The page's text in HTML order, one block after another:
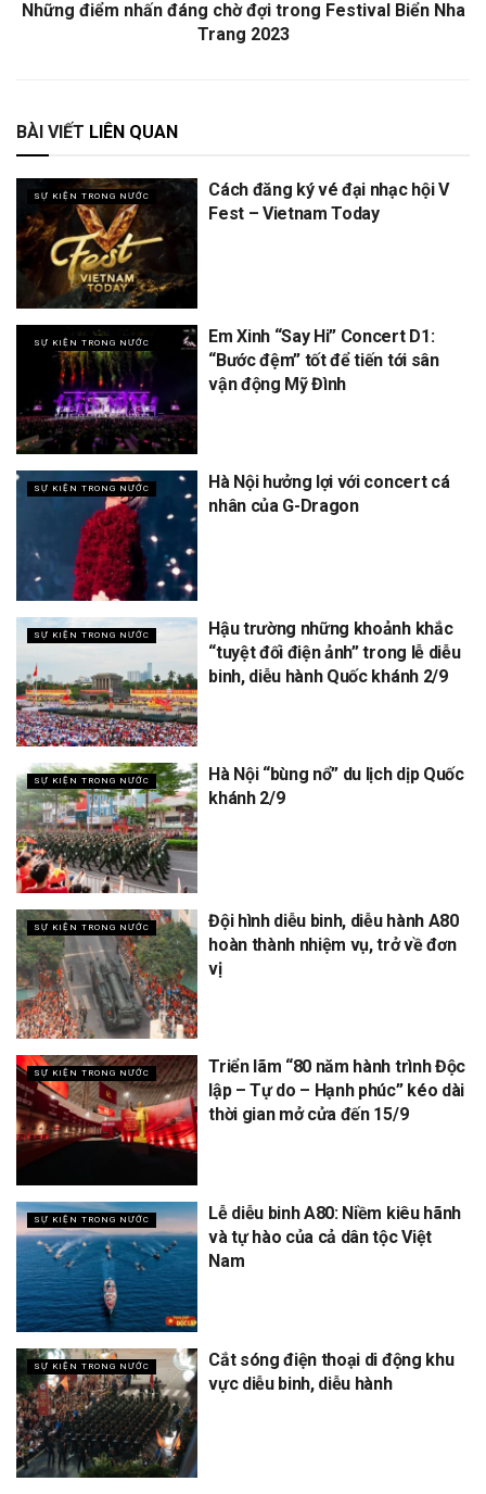
Những điểm nhấn đáng chờ đợi trong Festival Biển Nha
Trang 2023
BÀI VIẾT LIÊN QUAN
SỰ KIỆN TRONG NƯỚC
Cách đăng ký vé đại nhạc hội V
Fest – Vietnam Today
SỰ KIỆN TRONG NƯỚC
Em Xinh “Say Hi” Concert D1:
“Bước đệm” tốt để tiến tới sân
vận động Mỹ Đình
SỰ KIỆN TRONG NƯỚC
Hà Nội hưởng lợi với concert cá
nhân của G-Dragon
SỰ KIỆN TRONG NƯỚC
Hậu trường những khoảnh khắc
“tuyệt đối điện ảnh” trong lễ diễu
binh, diễu hành Quốc khánh 2/9
SỰ KIỆN TRONG NƯỚC
Hà Nội “bùng nổ” du lịch dịp Quốc
khánh 2/9
SỰ KIỆN TRONG NƯỚC
Đội hình diễu binh, diễu hành A80
hoàn thành nhiệm vụ, trở về đơn
vị
SỰ KIỆN TRONG NƯỚC
Triển lãm “80 năm hành trình Độc
lập – Tự do – Hạnh phúc” kéo dài
thời gian mở cửa đến 15/9
SỰ KIỆN TRONG NƯỚC
Lễ diễu binh A80: Niềm kiêu hãnh
và tự hào của cả dân tộc Việt
Nam
SỰ KIỆN TRONG NƯỚC
Cắt sóng điện thoại di động khu
vực diễu binh, diễu hành